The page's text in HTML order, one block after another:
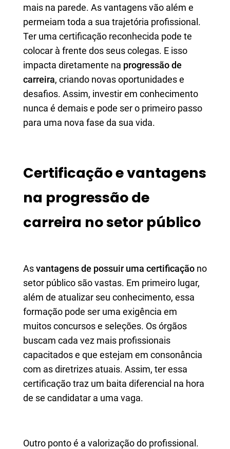
mais na parede. As vantagens vão além e
permeiam toda a sua trajetória profissional.
Ter uma certificação reconhecida pode te
colocar à frente dos seus colegas. E isso
impacta diretamente na progressão de
carreira, criando novas oportunidades e
desafios. Assim, investir em conhecimento
nunca é demais e pode ser o primeiro passo
para uma nova fase da sua vida.
Certificação e vantagens
na progressão de
carreira no setor público
Asvantagens de possuir uma certificação no
setor público são vastas. Em primeiro lugar,
além de atualizar seu conhecimento, essa
formação pode ser uma exigência em
muitos concursos e seleções. Os órgãos
buscam cada vez mais profissionais
capacitados e que estejam em consonância
com as diretrizes atuais. Assim, ter essa
certificação traz um baita diferencial na hora
de se candidatar a uma vaga.
Outro ponto é a valorização do profissional.